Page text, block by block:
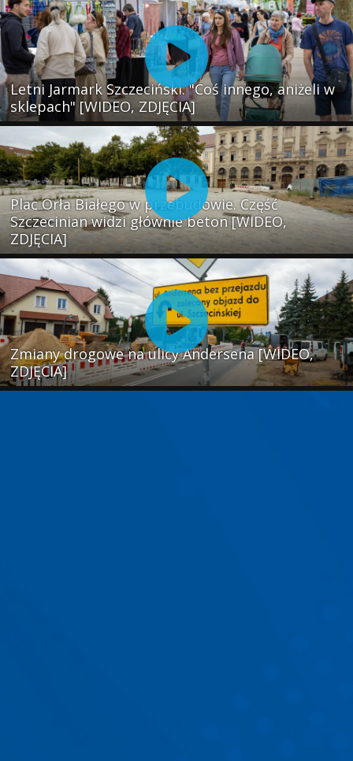
Letni Jarmark Szczeciński. "Coś innego, aniżeli w
sklepach" [WIDEO, ZDJĘCIA]
Plac Orła Białego w przebudowie. Część
Szczecinian widzi głównie beton [WIDEO,
ZDJĘCIA]
Zmiany drogowe na ulicy Andersena [WIDEO,
ZDJĘCIA]